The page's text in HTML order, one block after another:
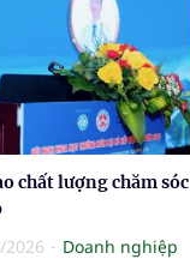
chất lượng chăm sóc
2026 Doanh nghiệp